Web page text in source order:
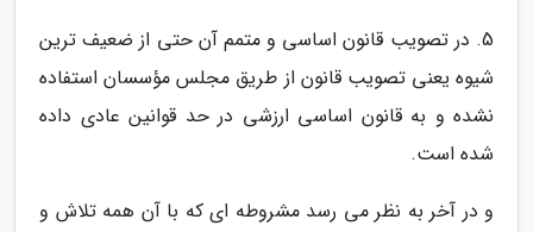
5. در تصویب قانون اساسی و متمم آن حتی از ضعیف ترین
شیوه یعنی تصویب قانون از طریق مجلس مؤسسان استفاده
نشده و به قانون اساسی ارزشی در حد قوانین عادی داده
شده است.
و در آخر به نظر می رسد مشروطه ای که با آن همه تلاش و